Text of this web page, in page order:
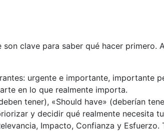
clave para saber qué hacer primero.
urgente e importante, importante
en lo que realmente importa.
tener), «Should have» (deberían
y decidir qué realmente necesita
Impacto, Confianza y